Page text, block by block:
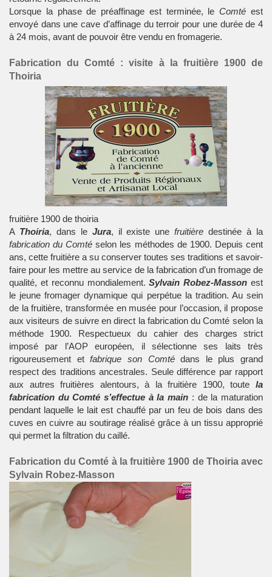
Lorsque la phase de préaffinage est terminée, leComté est
envoyé dans une cave d’affinage du terroir pour une durée de 4
à 24 mois, avant de pouvoir être vendu en fromagerie.
Fabrication du Comté : visite à la fruitière 1900 de
Thoiria
fruitière 1900 de thoiria
A Thoiria, dans le Jura, il existe unefruitière destinée à la
fabrication du Comté selon les méthodes de 1900. Depuis cent
ans, cette fruitière a su conserver toutes ses traditions et savoir-
faire pour les mettre au service de la fabrication d’un fromage de
qualité, et reconnu mondialement.Sylvain Robez-Masson est
le jeune fromager dynamique qui perpétue la tradition. Au sein
de la fruitière, transformée en musée pour l’occasion, il propose
aux visiteurs de suivre en direct la fabrication du Comté selon la
méthode 1900. Respectueux du cahier des charges strict
imposé par l’AOP européen, il sélectionne ses laits très
rigoureusement etfabrique son Comtédans le plus grand
respect des traditions ancestrales. Seule différence par rapport
aux autres fruitières alentours, à la fruitière 1900, toute la
fabrication du Comté s’effectue à la main : de la maturation
pendant laquelle le lait est chauffé par un feu de bois dans des
cuves en cuivre au soutirage réalisé grâce à un tissu approprié
qui permet la filtration du caillé.
Fabrication du Comté à la fruitière 1900 de Thoiria avec
Sylvain Robez-Masson